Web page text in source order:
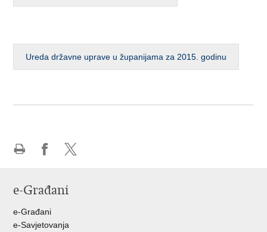
Ureda državne uprave u županijama za 2015. godinu
FacebookuTwitteru
e-Građani
e-Građani
e-Savjetovanja